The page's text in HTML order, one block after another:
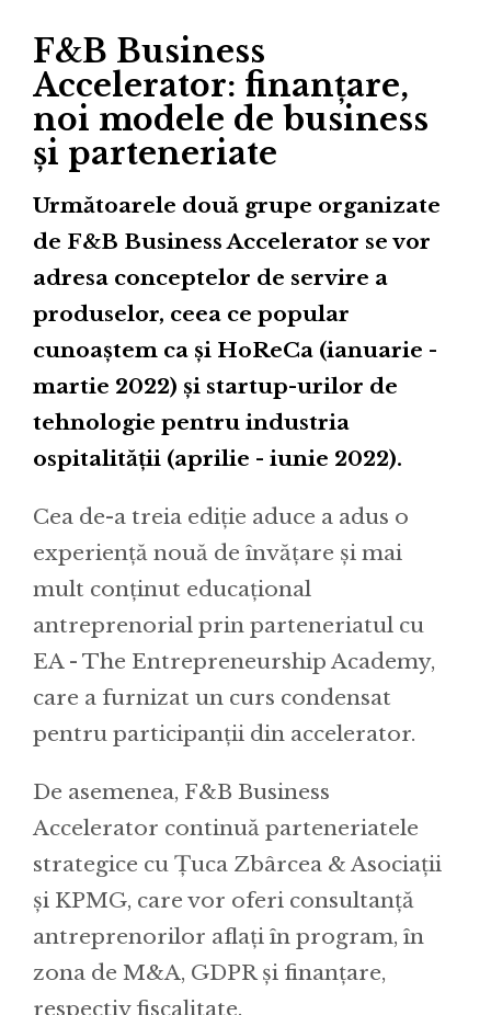
F&B Business
Accelerator: finanțare,
noi modele de business
și parteneriate
Următoarele două grupe organizate
de F&B Business Accelerator se vor
adresa conceptelor de servire a
produselor, ceea ce popular
cunoaștem ca și HoReCa (ianuarie -
martie 2022) și startup-urilor de
tehnologie pentru industria
ospitalității (aprilie - iunie 2022).
Cea de-a treia ediție aduce a adus o
experiență nouă de învățare și mai
mult conținut educațional
antreprenorial prin parteneriatul cu
EA - The Entrepreneurship Academy,
care a furnizat un curs condensat
pentru participanții din accelerator.
De asemenea, F&B Business
Accelerator continuă parteneriatele
strategice cu Țuca Zbârcea & Asociații
și KPMG, care vor oferi consultanță
antreprenorilor aflați în program, în
zona de M&A, GDPR și finanțare,
respectiv fiscalitate.